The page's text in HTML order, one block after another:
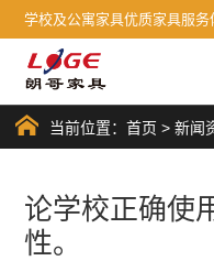
学校及公寓家具优质家具服务
当前位置：首页 >新闻
论学校正确使
性。